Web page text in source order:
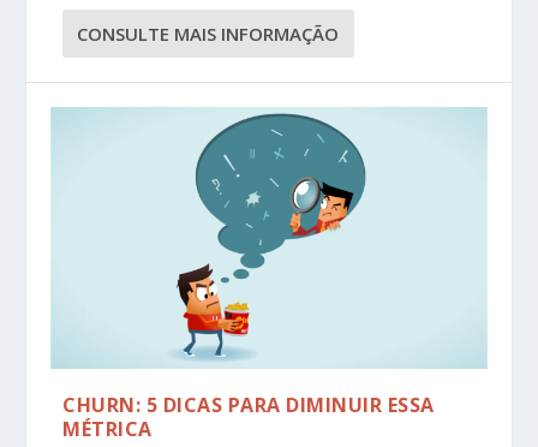
CONSULTE MAIS INFORMAÇÃO
CHURN: 5 DICAS PARA DIMINUIR ESSA
MÉTRICA